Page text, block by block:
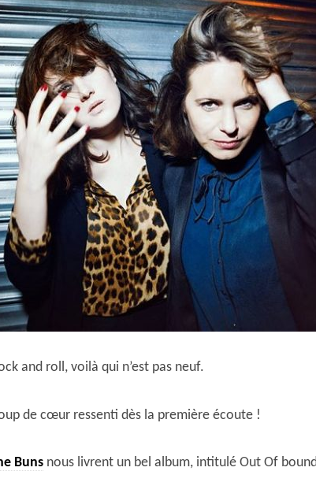
and roll, voilà qui n’est pas neuf.
de cœur ressenti dès la première écoute !
Buns nous livrent un bel album, intitulé Out Of